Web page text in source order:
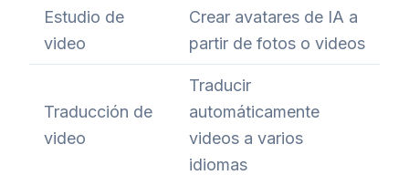
Estudio de
video
Crear avatares de IA a
partir de fotos o videos
Traducción de
video
Traducir
automáticamente
videos a varios
idiomas